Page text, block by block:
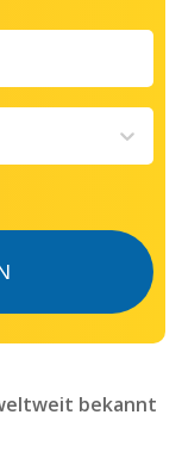
bekannt